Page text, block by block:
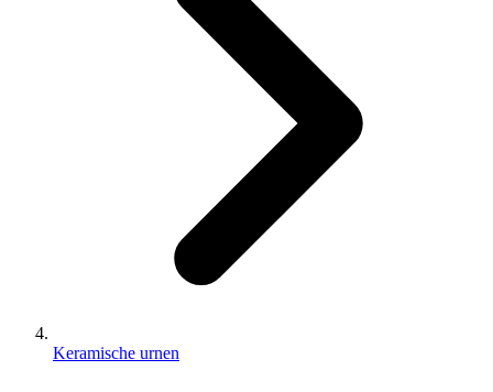
Keramische urnen